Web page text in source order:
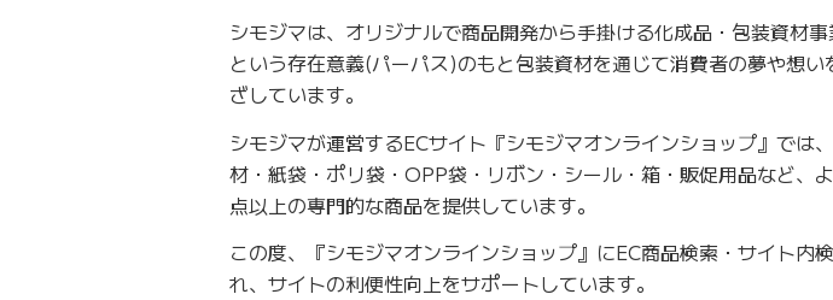
シモジマは、オリジナルで商品開発から手掛ける化成品・包装資材
という存在意義(パーパス)のもと包装資材を通じて消費者の夢や想
ざしています。
シモジマが運営するECサイト『シモジマオンラインショップ』では
材・紙袋・ポリ袋・OPP袋・リボン・シール・箱・販促用品など、
点以上の専門的な商品を提供しています。
この度、『シモジマオンラインショップ』にEC商品検索・サイト内
れ、サイトの利便性向上をサポートしています。